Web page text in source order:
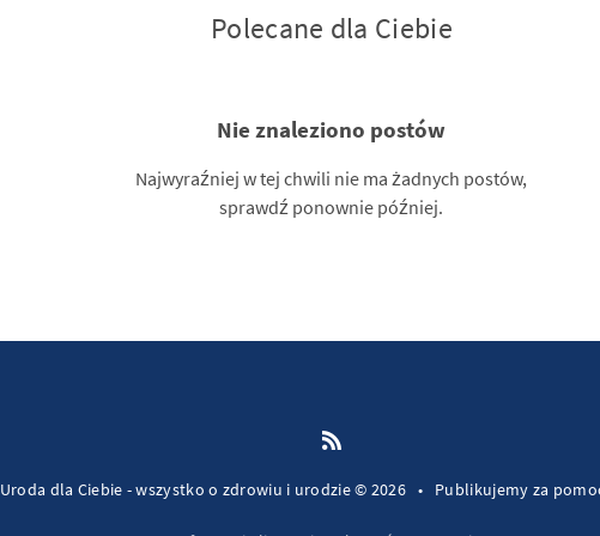
Polecane dla Ciebie
Nie znaleziono postów
Najwyraźniej w tej chwili nie ma żadnych postów,
sprawdź ponownie później.
Uroda dla Ciebie - wszystko o zdrowiu i urodzie © 2026 • Publikujemy za